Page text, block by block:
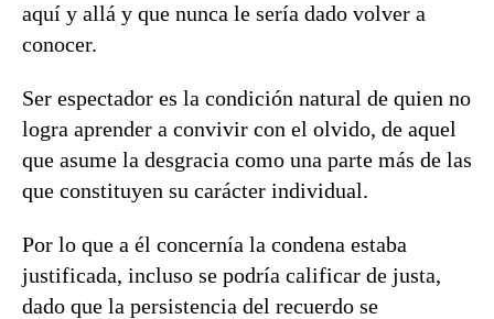
aquí y allá y que nunca le sería dado volver a
conocer.
Ser espectador es la condición natural de quien no
logra aprender a convivir con el olvido, de aquel
que asume la desgracia como una parte más de las
que constituyen su carácter individual.
Por lo que a él concernía la condena estaba
justificada, incluso se podría calificar de justa,
dado que la persistencia del recuerdo se